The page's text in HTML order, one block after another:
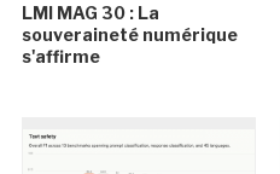
LMI MAG 30 : La
souveraineté numérique
s'affirme